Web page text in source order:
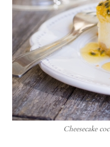
Cheesecake